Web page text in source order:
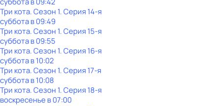
Три кота. Сезон 1. Серия 14-я
субботав09:49
Три кота. Сезон 1. Серия 15-я
субботав09:55
Три кота. Сезон 1. Серия 16-я
субботав10:02
Три кота. Сезон 1. Серия 17-я
субботав10:08
Три кота. Сезон 1. Серия 18-я
воскресенье в07:00